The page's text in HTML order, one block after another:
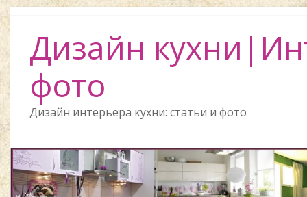
Дизайн
фото
Дизайн интерьера кухни: статьи и фото